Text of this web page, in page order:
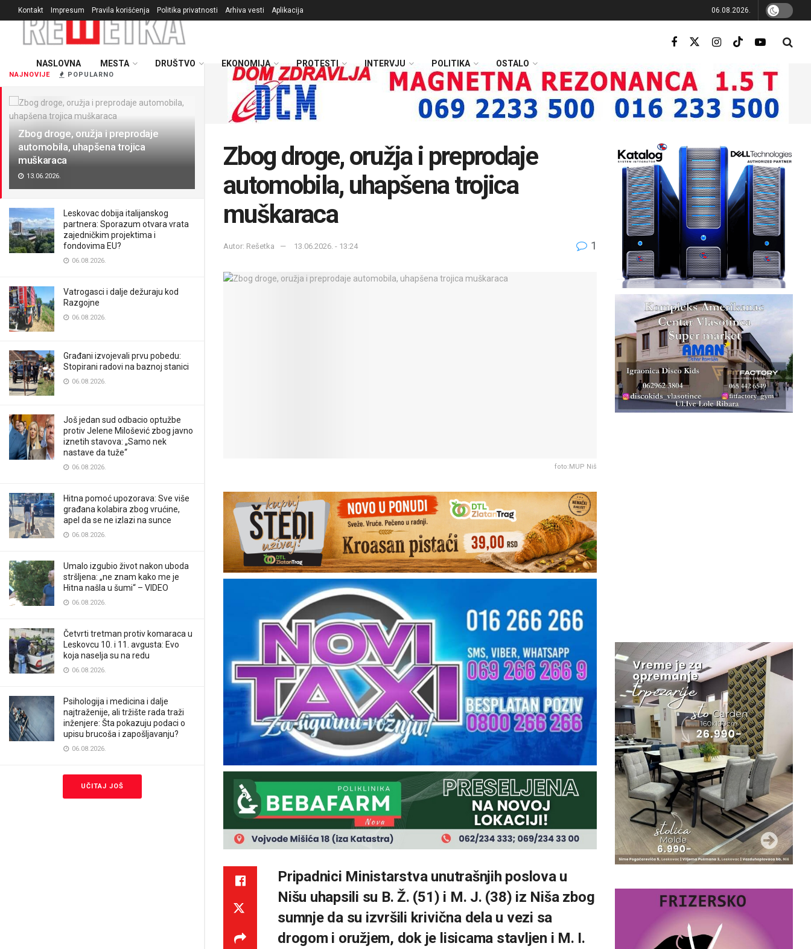
NAJNOVIJE POPULARNO
Zbog droge, oružja i preprodaje
automobila, uhapšena trojica
muškaraca
13.06.2026.
Leskovac dobija italijanskog
partnera: Sporazum otvara vrata
zajedničkim projektima i
fondovima EU?
06.08.2026.
Vatrogasci i dalje dežuraju kod
Razgojne
06.08.2026.
Građani izvojevali prvu pobedu:
Stopirani radovi na baznoj stanici
06.08.2026.
Još jedan sud odbacio optužbe
protiv Jelene Milošević zbog javno
iznetih stavova: „Samo nek
nastave da tuže“
06.08.2026.
Hitna pomoć upozorava: Sve više
građana kolabira zbog vrućine,
apel da se ne izlazi na sunce
06.08.2026.
Umalo izgubio život nakon uboda
stršljena: „ne znam kako me je
Hitna našla u šumi“ – VIDEO
06.08.2026.
Četvrti tretman protiv komaraca u
Leskovcu 10. i 11. avgusta: Evo
koja naselja su na redu
06.08.2026.
Psihologija i medicina i dalje
najtraženije, ali tržište rada traži
inženjere: Šta pokazuju podaci o
upisu brucoša i zapošljavanju?
06.08.2026.
UČITAJ JOŠ
Kontakt Impresum Pravila korišćenja Politika privatnosti Arhiva vesti Aplikacija 06.08.2026.
NASLOVNA MESTA DRUŠTVO EKONOMIJA PROTESTI INTERVJU POLITIKA OSTALO
Zbog droge, oružja i preprodaje
automobila, uhapšena trojica
muškaraca
Autor: Rešetka 13.06.2026. - 13:24 1
foto:MUP Niš
Pripadnici Ministarstva unutrašnjih poslova u
Nišu uhapsili su B. Ž. (51) i M. J. (38) iz Niša zbog
sumnje da su izvršili krivična dela u vezi sa
drogom i oružjem, dok je lisicama stavljen i M. I.